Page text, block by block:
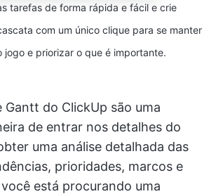
tarefas de forma rápida e fácil e crie
com um único clique para se manter
jogo e priorizar o que é importante.
Gantt do ClickUp são uma
de entrar nos detalhes do
uma análise detalhada das
prioridades, marcos e
está procurando uma